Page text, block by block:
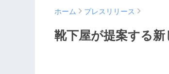
ホーム プレスリリース
靴下屋が提案する新